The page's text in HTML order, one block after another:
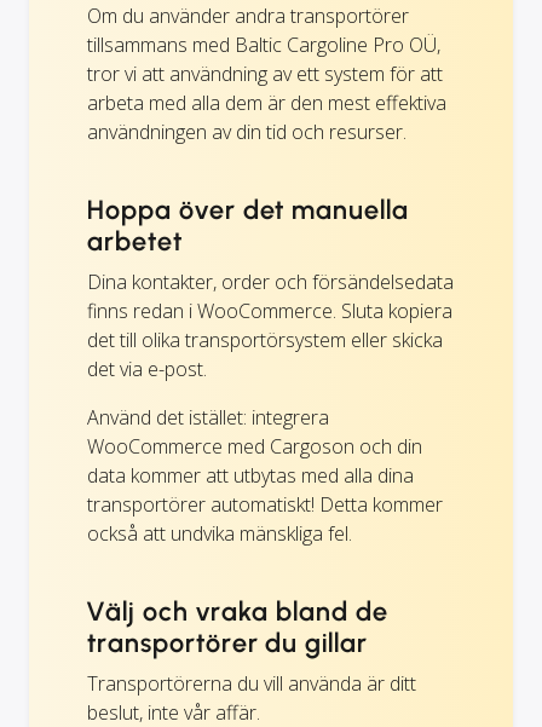
Om du använder andra transportörer
tillsammans med Baltic Cargoline Pro OÜ,
tror vi att användning av ett system för att
arbeta med alla dem är den mest effektiva
användningen av din tid och resurser.
Hoppa över det manuella
arbetet
Dina kontakter, order och försändelsedata
finns redan i WooCommerce. Sluta kopiera
det till olika transportörsystem eller skicka
det via e-post.
Använd det istället: integrera
WooCommerce med Cargoson och din
data kommer att utbytas med alla dina
transportörer automatiskt! Detta kommer
också att undvika mänskliga fel.
Välj och vraka bland de
transportörer du gillar
Transportörerna du vill använda är ditt
beslut, inte vår affär.